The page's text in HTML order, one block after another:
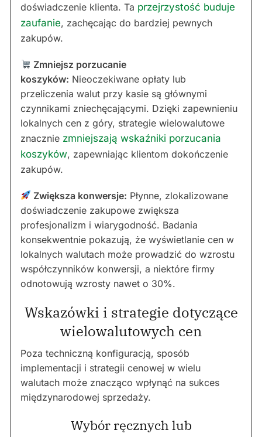
doświadczenie klienta. Ta przejrzystość buduje
zaufanie, zachęcając do bardziej pewnych
zakupów.
Zmniejsz porzucanie
koszyków: Nieoczekiwane opłaty lub
przeliczenia walut przy kasie są głównymi
czynnikami zniechęcającymi. Dzięki zapewnieniu
lokalnych cen z góry, strategie wielowalutowe
znacznie zmniejszają wskaźniki porzucania
koszyków, zapewniając klientom dokończenie
zakupów.
Zwiększa konwersje: Płynne, zlokalizowane
doświadczenie zakupowe zwiększa
profesjonalizm i wiarygodność. Badania
konsekwentnie pokazują, że wyświetlanie cen w
lokalnych walutach może prowadzić do wzrostu
współczynników konwersji, a niektóre firmy
odnotowują wzrosty nawet o 30%.
Wskazówki i strategie dotyczące
wielowalutowych cen
Poza techniczną konfiguracją, sposób
implementacji i strategii cenowej w wielu
walutach może znacząco wpłynąć na sukces
międzynarodowej sprzedaży.
Wybór ręcznych lub